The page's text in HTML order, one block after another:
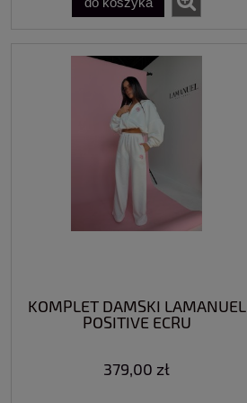
KOMPLET DAMSKI LAMANUEL
POSITIVE ECRU
379,00 zł